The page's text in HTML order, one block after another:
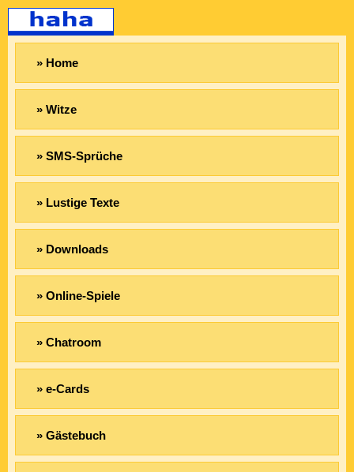
» Home
» Witze
» SMS-Sprüche
» Lustige Texte
» Downloads
» Online-Spiele
» Chatroom
» e-Cards
» Gästebuch